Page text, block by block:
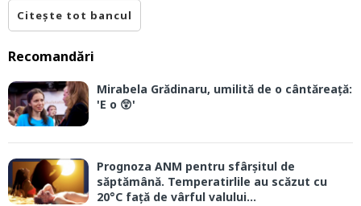
Citește tot bancul
Recomandări
Mirabela Grădinaru, umilită de o cântăreață:
'E o 😲'
Prognoza ANM pentru sfârșitul de
săptămână. Temperatirlile au scăzut cu
20°C față de vârful valului...